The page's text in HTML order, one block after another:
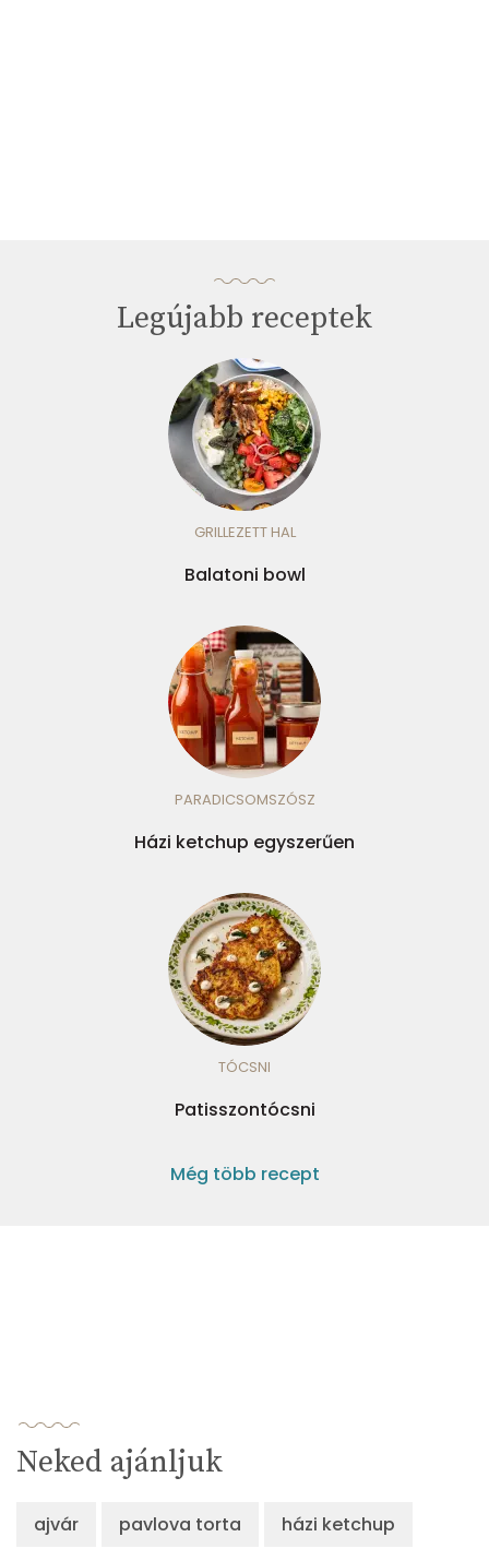
Legújabb receptek
GRILLEZETT HAL
Balatoni bowl
PARADICSOMSZÓSZ
Házi ketchup egyszerűen
TÓCSNI
Patisszontócsni
Még több recept
Neked ajánljuk
ajvár pavlova torta házi ketchup